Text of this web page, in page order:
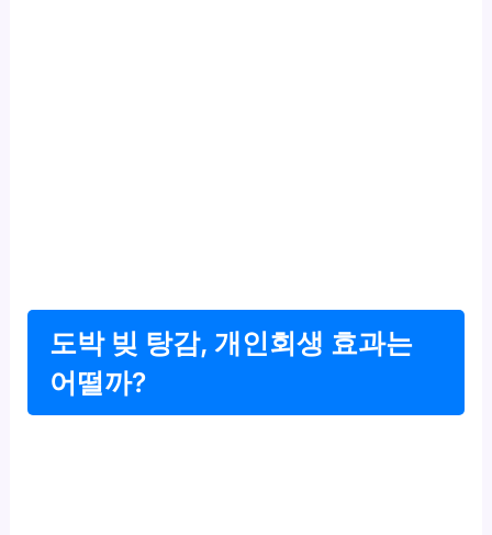
도박 빚 탕감, 개인회생 효과는
어떨까?